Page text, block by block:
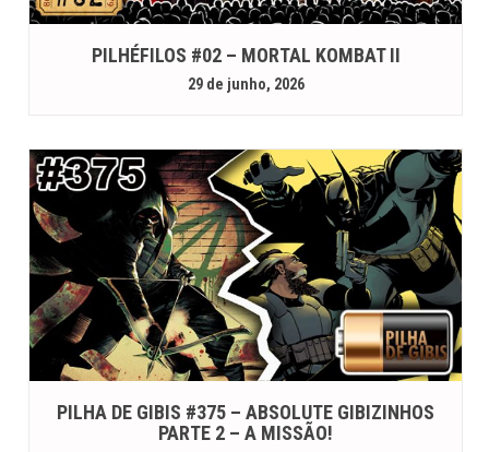
PILHÉFILOS #02 – MORTAL KOMBAT II
29 de junho, 2026
PILHA DE GIBIS #375 – ABSOLUTE GIBIZINHOS
PARTE 2 – A MISSÃO!